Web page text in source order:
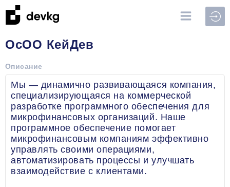
ОсОО КейДев
Описание
Мы — динамично развивающаяся компания,
специализирующаяся на коммерческой
разработке программного обеспечения для
микрофинансовых организаций. Наше
программное обеспечение помогает
микрофинансовым компаниям эффективно
управлять своими операциями,
автоматизировать процессы и улучшать
взаимодействие с клиентами.